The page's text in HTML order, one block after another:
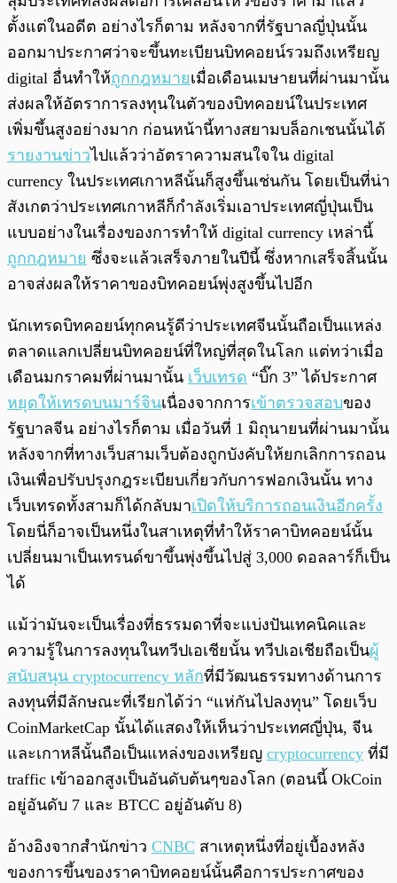
ตั้งแต่ในอดีต อย่างไรก็ตาม หลังจากที่รัฐบาลญี่ปุ่นนั้น
ออกมาประกาศว่าจะขึ้นทะเบียนบิทคอยน์รวมถึงเหรียญ
digital อื่นทำให้ถูกกฎหมายเมื่อเดือนเมษายนที่ผ่านมานั้น
ส่งผลให้อัตราการลงทุนในตัวของบิทคอยน์ในประเทศ
เพิ่มขึ้นสูงอย่างมาก ก่อนหน้านี้ทางสยามบล็อกเชนนั้นได้
รายงานข่าวไปแล้วว่าอัตราความสนใจใน digital
currency ในประเทศเกาหลีนั้นก็สูงขึ้นเช่นกัน โดยเป็นที่น่า
สังเกตว่าประเทศเกาหลีก็กำลังเริ่มเอาประเทศญี่ปุ่นเป็น
แบบอย่างในเรื่องของการทำให้ digital currency เหล่านี้
ถูกกฎหมาย ซึ่งจะแล้วเสร็จภายในปีนี้ ซึ่งหากเสร็จสิ้นนั้น
อาจส่งผลให้ราคาของบิทคอยน์พุ่งสูงขึ้นไปอีก
นักเทรดบิทคอยน์ทุกคนรู้ดีว่าประเทศจีนนั้นถือเป็นแหล่ง
ตลาดแลกเปลี่ยนบิทคอยน์ที่ใหญ่ที่สุดในโลก แต่ทว่าเมื่อ
เดือนมกราคมที่ผ่านมานั้น เว็บเทรด “บิ๊ก 3” ได้ประกาศ
หยุดให้เทรดบนมาร์จินเนื่องจากการเข้าตรวจสอบของ
รัฐบาลจีน อย่างไรก็ตาม เมื่อวันที่ 1 มิถุนายนที่ผ่านมานั้น
หลังจากที่ทางเว็บสามเว็บต้องถูกบังคับให้ยกเลิกการถอน
เงินเพื่อปรับปรุงกฎระเบียบเกี่ยวกับการฟอกเงินนั้น ทาง
เว็บเทรดทั้งสามก็ได้กลับมาเปิดให้บริการถอนเงินอีกครั้ง
โดยนี่ก็อาจเป็นหนึ่งในสาเหตุที่ทำให้ราคาบิทคอยน์นั้น
เปลี่ยนมาเป็นเทรนด์ขาขึ้นพุ่งขึ้นไปสู่ 3,000 ดอลลาร์ก็เป็น
ได้
แม้ว่ามันจะเป็นเรื่องที่ธรรมดาที่จะแบ่งปันเทคนิคและ
ความรู้ในการลงทุนในทวีปเอเชียนั้น ทวีปเอเชียถือเป็นผู้
สนับสนุน cryptocurrency หลักที่มีวัฒนธรรมทางด้านการ
ลงทุนที่มีลักษณะที่เรียกได้ว่า “แห่กันไปลงทุน” โดยเว็บ
CoinMarketCap นั้นได้แสดงให้เห็นว่าประเทศญี่ปุ่น, จีน
และเกาหลีนั้นถือเป็นแหล่งของเหรียญ cryptocurrency ที่มี
traffic เข้าออกสูงเป็นอันดับต้นๆของโลก (ตอนนี้ OkCoin
อยู่อันดับ 7 และ BTCC อยู่อันดับ 8)
อ้างอิงจากสำนักข่าว CNBC สาเหตุหนึ่งที่อยู่เบื้องหลัง
ของการขึ้นของราคาบิทคอยน์นั้นคือการประกาศของ